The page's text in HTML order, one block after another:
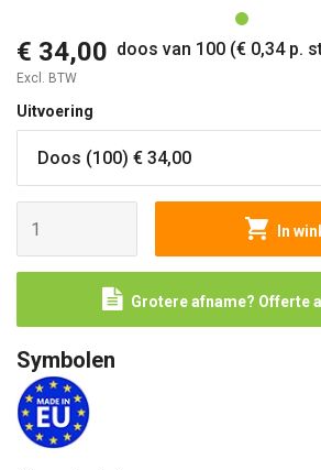
€ 34,00 doos van 100 (€ 0,34 p.
Excl. BTW
Uitvoering
In
Grotere afname? Offerte
Symbolen